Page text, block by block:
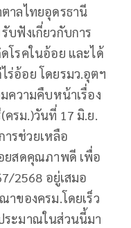
าลไทยอุดรธานี
บฟังเกี่ยวกับการ
โรคในอ้อย และได้
ร่อ้อย โดยรมว.อุตฯ
ความคืบหน้าเรื่อง
รม.)วันที่ 17 มิ.ย.
ารช่วยเหลือ
ยสดคุณภาพดี เพื่อ
2568 อยู่เสมอ
าของครม.โดยเร็ว
ระมาณในส่วนนี้มา